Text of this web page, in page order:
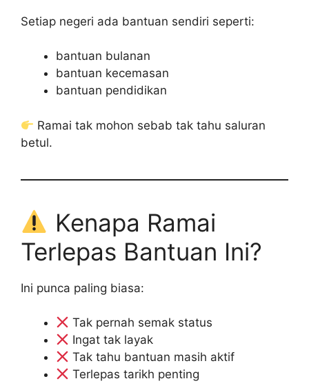
Setiap negeri ada bantuan sendiri seperti:
bantuan bulanan
bantuan kecemasan
bantuan pendidikan
Ramai tak mohon sebab tak tahu saluran
betul.
Kenapa Ramai
Terlepas Bantuan Ini?
Ini punca paling biasa:
Tak pernah semak status
Ingat tak layak
Tak tahu bantuan masih aktif
Terlepas tarikh penting